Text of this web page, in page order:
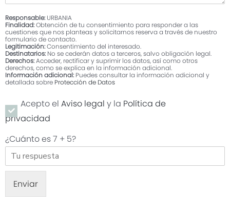
Responsable: URBANIA
Finalidad:Obtención de tu consentimiento para responder a las
cuestiones que nos planteas y solicitarnos reserva a través de nuestro
formulario de contacto.
Legitimación:Consentimiento del interesado.
Destinatarios: No se cederán datos a terceros, salvo obligación legal.
Derechos:Acceder, rectificar y suprimir los datos, así como otros
derechos, como se explica en la información adicional.
Información adicional: Puedes consultar la información adicional y
detallada sobre Protección de Datos
Acepto el Aviso legal y la Política de
privacidad
¿Cuánto es7 + 5?
Enviar
Acepto la política de